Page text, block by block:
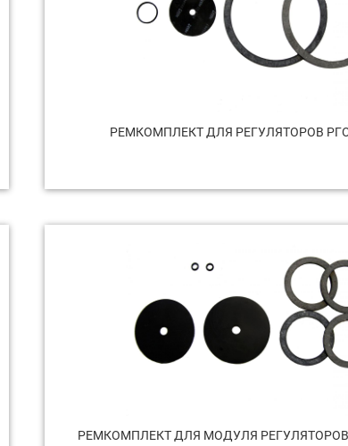
РЕМКОМПЛЕКТ ДЛЯ РЕГУЛЯТОРОВ
РЕМКОМПЛЕКТ ДЛЯ МОДУЛЯ